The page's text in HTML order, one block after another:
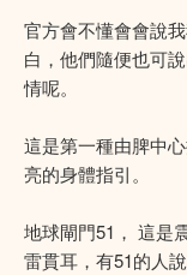
官方會不懂會會說
白，他們隨便也可
情呢。
這是第一種由脾中
亮的身體指引。
地球閘門51， 這是
雷貫耳，有51的人